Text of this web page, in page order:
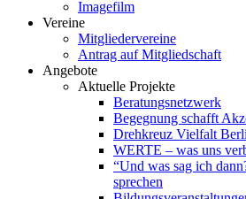
Imagefilm
Vereine
Mitgliedervereine
Antrag auf Mitgliedschaft
Angebote
Aktuelle Projekte
Beratungsnetzwerk
Begegnung schafft
Drehkreuz Vielfalt
WERTE – was uns
“Und was sag ich
sprechen